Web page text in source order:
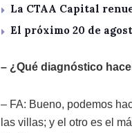
La CTAA Capital
El próximo 20 de
– ¿Qué diagnóstico
– FA: Bueno, podemos
las villas; y el otro es el